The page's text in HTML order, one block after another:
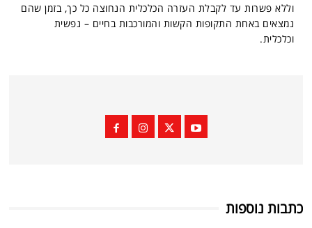
וללא פשרות עד לקבלת העזרה הכלכלית הנחוצה כל כך, בזמן שהם
נמצאים באחת התקופות הקשות והמורכבות בחיים – נפשית
וכלכלית.
כתבות נוספות